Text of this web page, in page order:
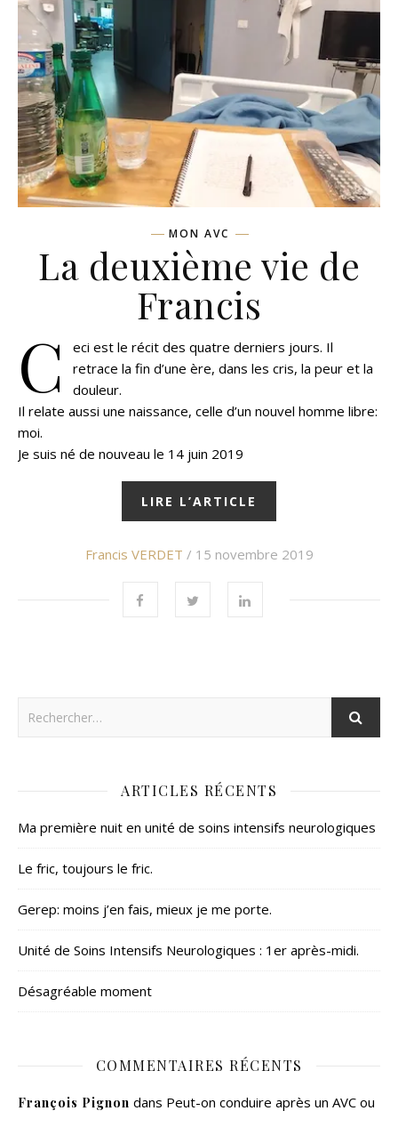
MON AVC
La deuxième vie de
Francis
C
eci est le récit des quatre derniers jours. Il
retrace la fin d’une ère, dans les cris, la peur et la
douleur.
Il relate aussi une naissance, celle d’un nouvel homme libre:
moi.
Je suis né de nouveau le 14 juin 2019
LIRE L’ARTICLE
Francis VERDET / 15 novembre 2019
ARTICLES RÉCENTS
Ma première nuit en unité de soins intensifs neurologiques
Le fric, toujours le fric.
Gerep: moins j’en fais, mieux je me porte.
Unité de Soins Intensifs Neurologiques : 1er après-midi.
Désagréable moment
COMMENTAIRES RÉCENTS
François Pignon dans Peut-on conduire après un AVC ou